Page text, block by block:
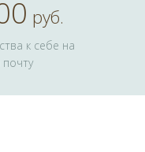
руб.
к себе на